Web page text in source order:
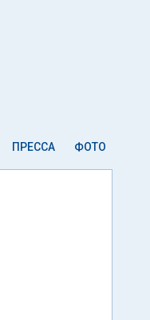
ПРЕССА ФОТО